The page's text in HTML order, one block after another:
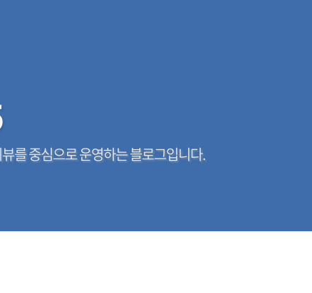
를 중심으로 운영하는 블로그입니다.